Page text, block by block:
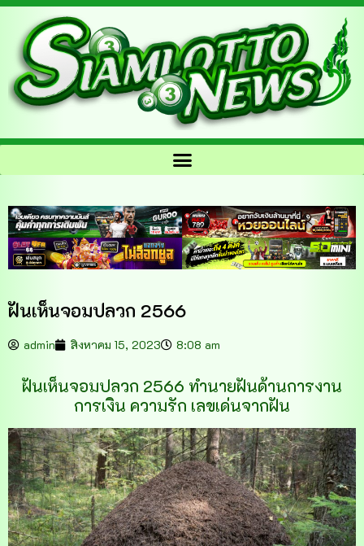
ฝันเห็นจอมปลวก 2566
admin สิงหาคม 15, 2023 8:08 am
ฝันเห็นจอมปลวก 2566 ทำนายฝันด้านการงาน
การเงิน ความรัก เลขเด่นจากฝัน